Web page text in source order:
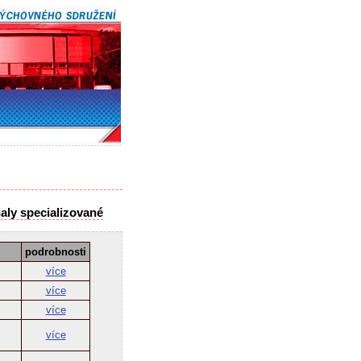
specializované
podrobnosti
více
více
více
více